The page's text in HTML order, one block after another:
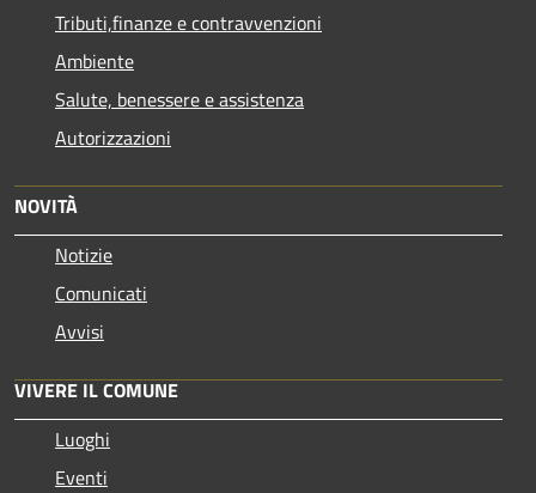
Tributi,finanze e contravvenzioni
Ambiente
Salute, benessere e assistenza
Autorizzazioni
NOVITÀ
Notizie
Comunicati
Avvisi
VIVERE IL COMUNE
Luoghi
Eventi